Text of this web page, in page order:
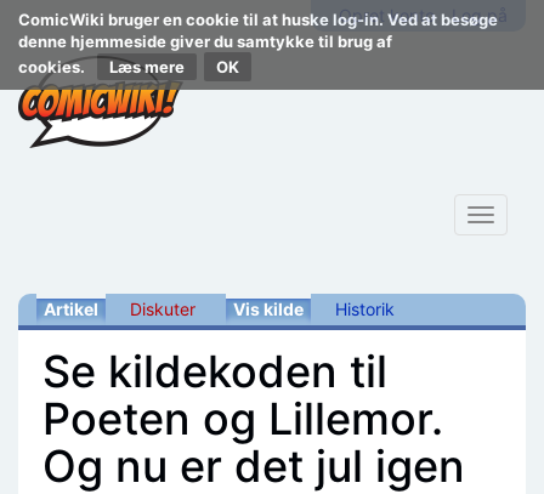
ComicWiki bruger en cookie til at huske log-in. Ved at besøge
denne hjemmeside giver du samtykke til brug af
cookies.
Læs mere
Opret konto Log på
Toggle
Artikel Diskuter Vis kilde Historik
Se kildekoden til
Poeten og Lillemor.
Og nu er det jul igen